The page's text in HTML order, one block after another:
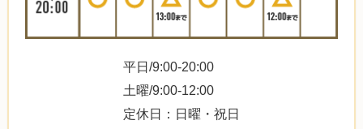
平日/9:00-20:00
土曜/9:00-12:00
定休日：日曜・祝日